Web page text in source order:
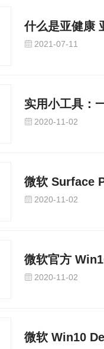
什么是亚健康
2021-07-11
实用小工具：
2020-11-02
微软 Surface
2020-11-02
微软官方
2020-11-02
微软 Win10